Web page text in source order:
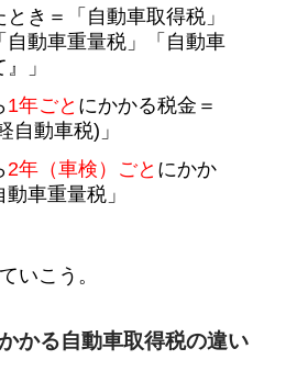
き＝「自動車取得税」
自動車重量税」「自動車
」
1年ごと にかかる税金＝
自動車税)」
2年（車検）ごと にかか
車重量税」
いこう。
かる自動車取得税の違い